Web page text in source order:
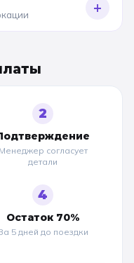
+
2
Менеджер согласует
детали
4
Остаток 70%
5 дней до поездки